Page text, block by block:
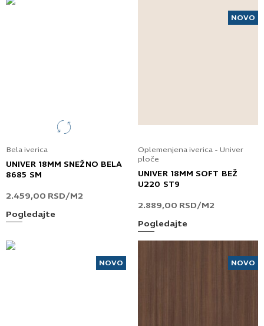
Bela iverica
UNIVER 18MM SNEŽNO BELA
8685 SM
2.459,00 RSD/M2
Pogledajte
NOVO
Oplemenjena iverica - Univer
ploče
UNIVER 18MM SOFT BEŽ
U220 ST9
2.889,00 RSD/M2
Pogledajte
NOVO NOVO